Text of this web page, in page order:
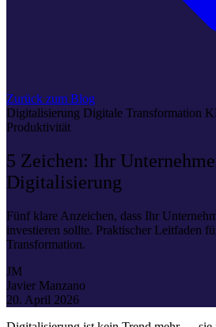
Zurück zum Blog
Digitalisierung Digitale Transformation
Produktivität
5 Zeichen: Ihr
Digitalisierung
Fünf klare Anzeichen, dass Ihr
investieren sollte. Praktischer Leitfaden
Transformation.
JM
Javier Manzano
20. April 2026